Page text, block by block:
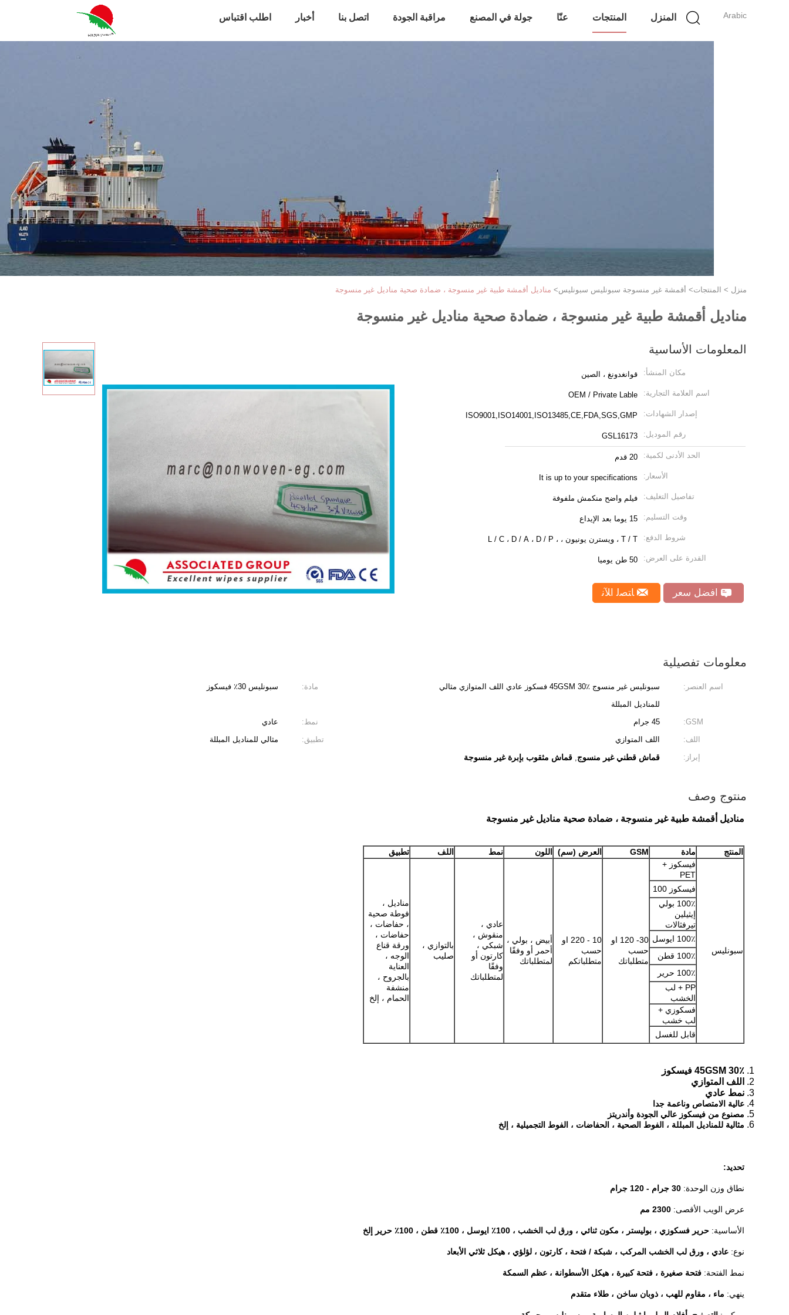
Arabic المنزل المنتجات عنّا جولة في المصنع مراقبة الجودة اتصل بنا أخبار اطلب اقتباس
منزل > المنتجات> أقمشة غير منسوجة سبونليس سبونليس> مناديل أقمشة طبية غير منسوجة ، ضمادة صحية مناديل غير منسوجة
مناديل أقمشة طبية غير منسوجة ، ضمادة صحية مناديل غير منسوجة
المعلومات الأساسية
مكان المنشأ: قوانغدونغ ، الصين
اسم العلامة التجارية: OEM / Private Lable
إصدار الشهادات: ISO9001,ISO14001,ISO13485,CE,FDA,SGS,GMP
رقم الموديل: GSL16173
الحد الأدنى لكمية: 20 قدم
الأسعار: It is up to your specifications
تفاصيل التغليف: فيلم واضح منكمش ملفوفة
وقت التسليم: 15 يوما بعد الإيداع
شروط الدفع: T / T ، ويسترن يونيون ، ، L / C ، D / A ، D / P
القدرة على العرض: 50 طن يوميا
افضل سعر ﺎﺘﺼﻟ ﺍﻶﻧ
معلومات تفصيلية
اسم العنصر:
سبونليس غير منسوج 45GSM 30٪ فسكوز عادي اللف المتوازي مثالي
للمناديل المبللة
مادة: سبونليس 30٪ فيسكوز
GSM: 45 جرام نمط:
عادي
اللف:
اللف المتوازي تطبيق:
مثالي للمناديل المبللة
إبراز:
قماش قطني غير منسوج, قماش مثقوب بإبرة غير منسوجة
منتوج وصف
مناديل أقمشة طبية غير منسوجة ، ضمادة صحية مناديل غير منسوجة
المنتج مادة GSM العرض (سم) اللون نمط اللف تطبيق
سبونليس
فيسكوز +
PET
30- 120 او
حسب
متطلباتك
10 - 220 او
حسب
متطلباتكم
أبيض ، بولي ،
أحمر أو وفقًا
لمتطلباتك
عادي ،
منقوش ،
شبكي ،
كارتون أو
وفقًا
لمتطلباتك
بالتوازي ،
صليب
مناديل ،
فوطة صحية
، حفاضات ،
حفاضات ،
ورقة قناع
الوجه ،
العناية
بالجروح ،
منشفة
الحمام ، إلخ
فيسكوز 100
100٪ بولي
إيثيلين
تيرفثالات
100٪ ايوسل
100٪ قطن
100٪ حرير
PP + لب
الخشب
فسكوزي +
لب خشب
قابل للغسل
45GSM 30٪ فيسكوز
اللف المتوازي
نمط عادي
عالية الامتصاص وناعمة جدا
مصنوع من فيسكوز عالي الجودة وأندريتز
مثالية للمناديل المبللة ، الفوط الصحية ، الحفاضات ، الفوط التجميلية ، إلخ
تحديد:
نطاق وزن الوحدة: 30 جرام - 120 جرام
عرض الويب الأقصى: 2300 مم
الأساسية: حرير فسكوزي ، بوليستر ، مكون ثنائي ، ورق لب الخشب ، 100٪ ايوسل ، 100٪ قطن ، 100٪ حرير إلخ
نوع: عادي ، ورق لب الخشب المركب ، شبكة / فتحة ، كارتون ، لؤلؤي ، هيكل ثلاثي الأبعاد
نمط الفتحة: فتحة صغيرة ، فتحة كبيرة ، هيكل الأسطوانة ، عظم السمكة
ينهي: ماء ، مقاوم للهب ، ذوبان ساخن ، طلاء متقدم